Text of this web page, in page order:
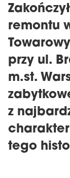
remontu
przy ul.
m.st.
z
tego